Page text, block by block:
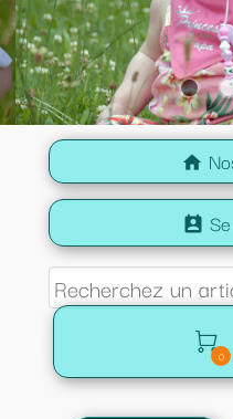
home
perm_contact_calendar

0